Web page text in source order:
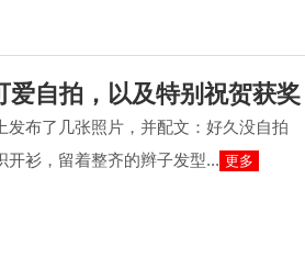
自拍，以及特别祝贺获奖
布了几张照片，并配文：好久没自拍
开衫，留着整齐的辫子发型... 更多